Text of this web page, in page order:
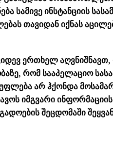
სამივე ინსტანციის
თავიდან იქნას
ერთხელ
რომ სააპელაციო
უფლება არ ჰქონდა
იმგვარი ინფორმაციის
შეცდომაში